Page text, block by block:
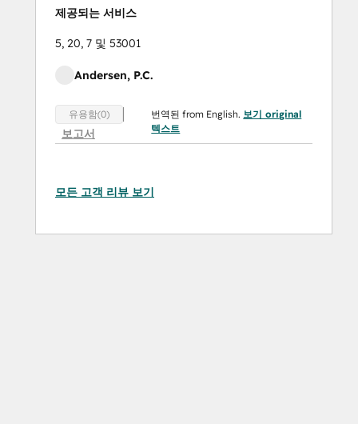
제공되는 서비스
5, 20, 7 및 53001
Andersen, P.C.
유용함(0)
보고서
번역된 from English.보기 original
텍스트
모든 고객 리뷰 보기